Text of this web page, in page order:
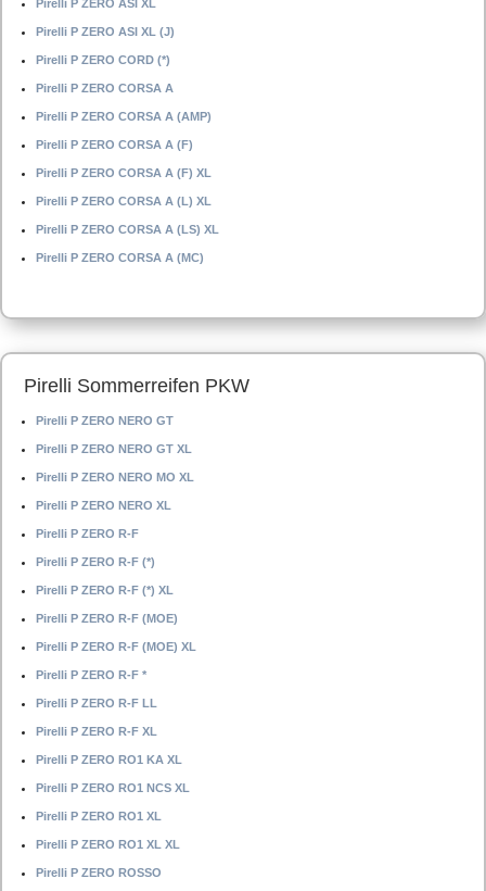
Pirelli P ZERO ASI XL
Pirelli P ZERO ASI XL (J)
Pirelli P ZERO CORD (*)
Pirelli P ZERO CORSA A
Pirelli P ZERO CORSA A (AMP)
Pirelli P ZERO CORSA A (F)
Pirelli P ZERO CORSA A (F) XL
Pirelli P ZERO CORSA A (L) XL
Pirelli P ZERO CORSA A (LS) XL
Pirelli P ZERO CORSA A (MC)
Pirelli Sommerreifen PKW
Pirelli P ZERO NERO GT
Pirelli P ZERO NERO GT XL
Pirelli P ZERO NERO MO XL
Pirelli P ZERO NERO XL
Pirelli P ZERO R-F
Pirelli P ZERO R-F (*)
Pirelli P ZERO R-F (*) XL
Pirelli P ZERO R-F (MOE)
Pirelli P ZERO R-F (MOE) XL
Pirelli P ZERO R-F *
Pirelli P ZERO R-F LL
Pirelli P ZERO R-F XL
Pirelli P ZERO RO1 KA XL
Pirelli P ZERO RO1 NCS XL
Pirelli P ZERO RO1 XL
Pirelli P ZERO RO1 XL XL
Pirelli P ZERO ROSSO